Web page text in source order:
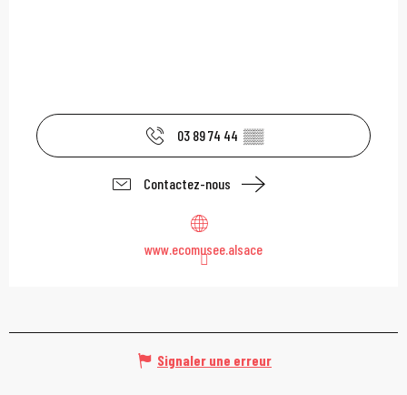
03 89 74 44 ▒▒
Contactez-nous
www.ecomusee.alsace
Signaler une erreur